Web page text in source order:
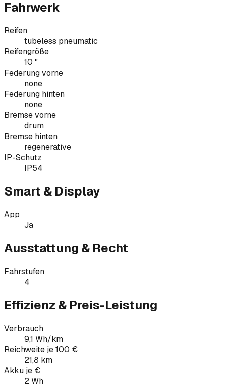
Fahrwerk
Reifen
tubeless pneumatic
Reifengröße
10 "
Federung vorne
none
Federung hinten
none
Bremse vorne
drum
Bremse hinten
regenerative
IP-Schutz
IP54
Smart & Display
App
Ja
Ausstattung & Recht
Fahrstufen
4
Effizienz & Preis-Leistung
Verbrauch
9,1 Wh/km
Reichweite je 100 €
21,8 km
Akku je €
2 Wh